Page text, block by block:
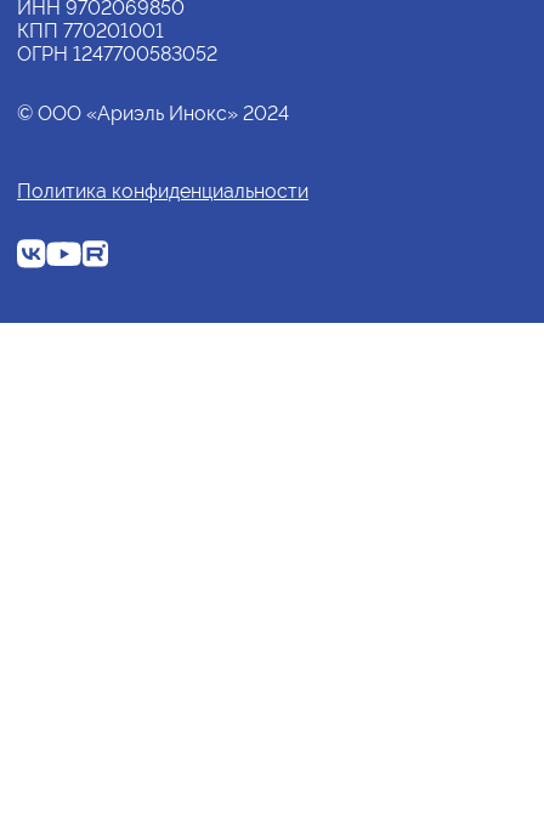
ИНН 9702069850
КПП 770201001
ОГРН 1247700583052
© ООО «Ариэль Инокс» 2024
Политика конфиденциальности